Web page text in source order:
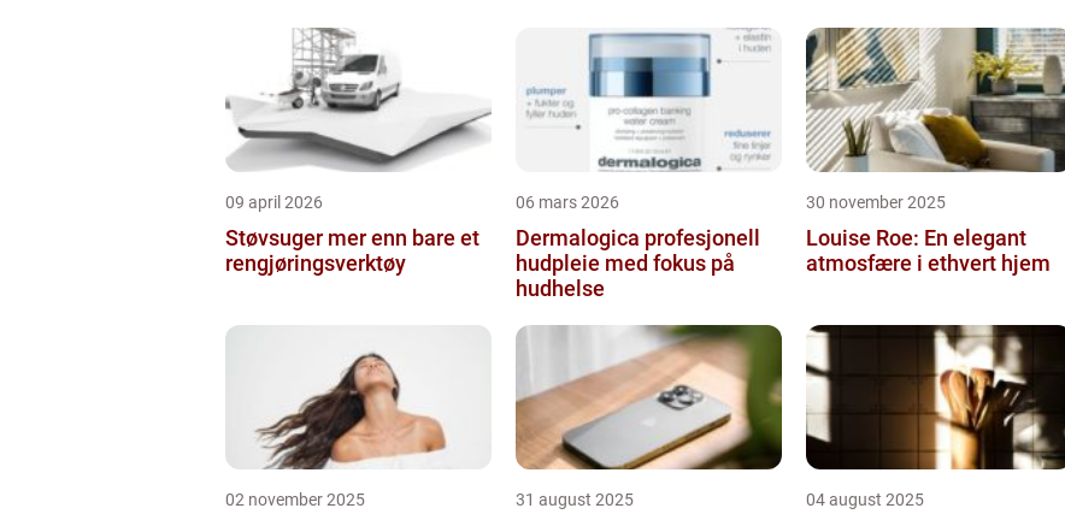
09 april 2026
Støvsuger mer enn bare et
rengjøringsverktøy
06 mars 2026
Dermalogica profesjonell
hudpleie med fokus på
hudhelse
30 november 2025
Louise Roe: En elegant
atmosfære i ethvert hjem
02 november 2025 31 august 2025 04 august 2025